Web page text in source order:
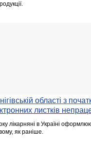
області з
листків
лікарняні в Україні
як раніше.